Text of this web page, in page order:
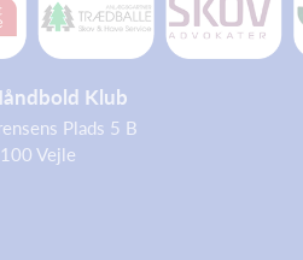
Klub
Plads 5 B
Vejle